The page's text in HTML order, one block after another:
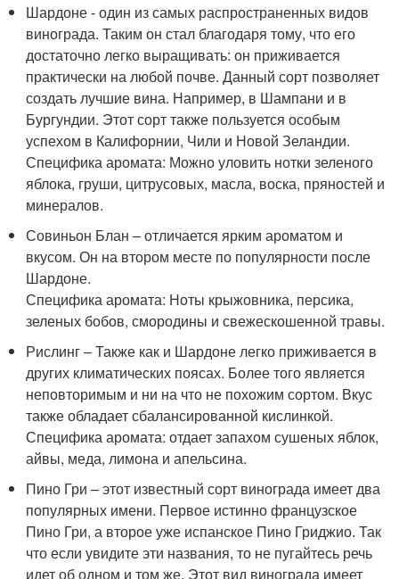
Шардоне - один из самых распространенных видов
винограда. Таким он стал благодаря тому, что его
достаточно легко выращивать: он приживается
практически на любой почве. Данный сорт позволяет
создать лучшие вина. Например, в Шампани и в
Бургундии. Этот сорт также пользуется особым
успехом в Калифорнии, Чили и Новой Зеландии.
Специфика аромата: Можно уловить нотки зеленого
яблока, груши, цитрусовых, масла, воска, пряностей и
минералов.
Совиньон Блан – отличается ярким ароматом и
вкусом. Он на втором месте по популярности после
Шардоне.
Специфика аромата: Ноты крыжовника, персика,
зеленых бобов, смородины и свежескошенной травы.
Рислинг – Также как и Шардоне легко приживается в
других климатических поясах. Более того является
неповторимым и ни на что не похожим сортом. Вкус
также обладает сбалансированной кислинкой.
Специфика аромата: отдает запахом сушеных яблок,
айвы, меда, лимона и апельсина.
Пино Гри – этот известный сорт винограда имеет два
популярных имени. Первое истинно французское
Пино Гри, а второе уже испанское Пино Гриджио. Так
что если увидите эти названия, то не пугайтесь речь
идет об одном и том же. Этот вид винограда имеет